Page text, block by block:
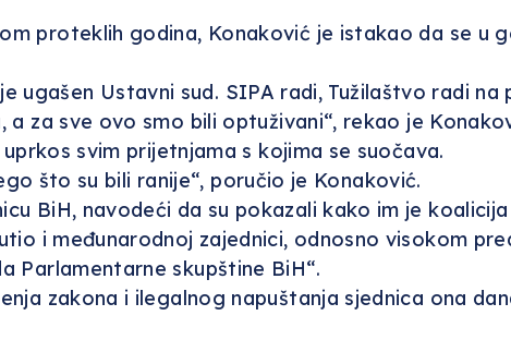
proteklih godina, Konaković je istakao da se u
ugašen Ustavni sud. SIPA radi, Tužilaštvo radi na
za sve ovo smo bili optuživani“, rekao je
svim prijetnjama s kojima se suočava.
što su bili ranije“, poručio je Konaković.
BiH, navodeći da su pokazali kako im je
i međunarodnoj zajednici, odnosno visokom
Parlamentarne skupštine BiH“.
zakona i ilegalnog napuštanja sjednica ona